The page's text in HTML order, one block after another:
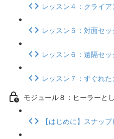
レッスン４：クライ
レッスン５：対面セ
レッスン６：遠隔セ
レッスン７：すぐれ
モジュール８：ヒーラーと
【はじめに】スナッ